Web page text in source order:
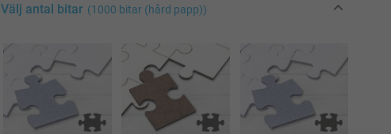
Välj antal bitar (1000 bitar (hård papp))